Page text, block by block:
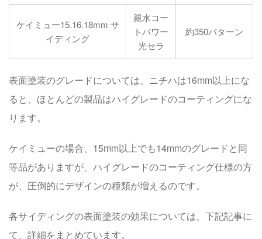
ケイミュー15.16.18mm サ
イディング
親水コー
トパワー
光セラ
約350パターン
表面塗装のグレードについては、ニチハは16mm以上にな
ると、ほとんどの製品はハイグレードのコーティングにな
ります。
ケイミューの場合、15mm以上でも14mmのグレードと同
等品がありますが、ハイグレードのコーティング仕様の方
が、圧倒的にデザインの種類が増えるのです。
各サイディングの表面塗装の効果については、下記記事に
て、詳細をまとめています。